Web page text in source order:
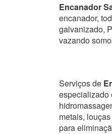
Encanador
encanador,
galvanizado,
vazando
Serviços de
especializado
metais,
para